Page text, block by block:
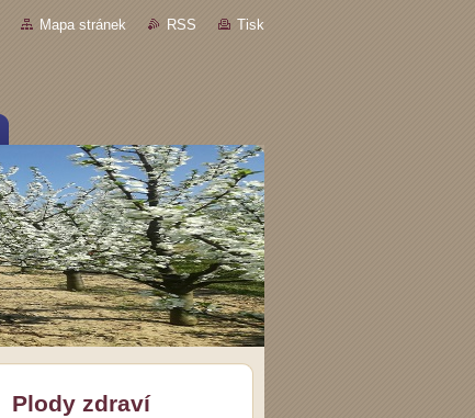
Mapa stránek RSS Tisk
Plody zdraví